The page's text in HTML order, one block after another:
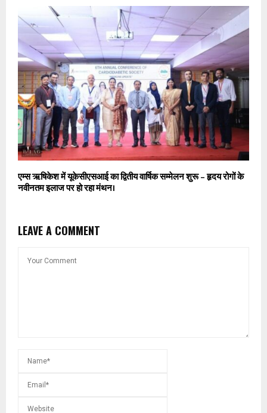
एम्स ऋषिकेश में यूकेसीएसआई का द्वितीय वार्षिक सम्मेलन शुरू – हृदय रोगों के
नवीनतम इलाज पर हो रहा मंथन।
LEAVE A COMMENT